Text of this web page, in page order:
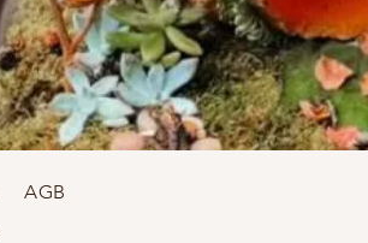
AGB